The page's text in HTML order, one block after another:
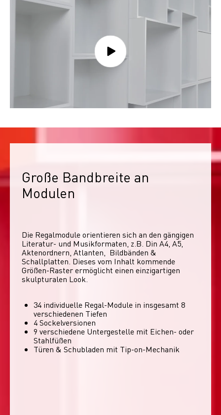
Große Bandbreite an
Modulen
Die Regalmodule orientieren sich an den gängigen
Literatur- und Musikformaten, z.B. Din A4, A5,
Aktenordnern, Atlanten,  Bildbänden &
Schallplatten. Dieses vom Inhalt kommende
Größen-Raster ermöglicht einen einzigartigen
skulpturalen Look.
34 individuelle Regal-Module​ in insgesamt 8
verschiedenen Tiefen
4 Sockelversionen​
9 verschiedene Untergestelle mit Eichen- oder
Stahlfüßen
Türen & Schubladen mit Tip-on-Mechanik